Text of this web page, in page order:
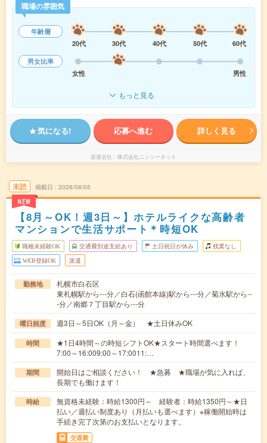
職場の雰囲気
年齢層
20代
30代 40代 50代
60代
男女比率
女性
男性
もっと見る
気になる! 応募へ進む 詳しく見る
派遣会社 株式会社ニッソーネット
未読
NEW
掲載日 2026/08/05
【8月～OK！週3日～】ホテルライクな高齢者
マンションで生活サポート＊時短OK
職種未経験OK 交通費別途支給あり 土日祝日が休み 残業なし
WEB登録OK 派遣
勤務地
札幌市白石区
東札幌駅から---分／白石(函館本線)駅から---分／菊水駅から--
-分／南郷７丁目駅から---分
曜日頻度 週3日～5日OK（月～金） ★土日休みOK
時間
★1日4時間～の時短シフトOK★スタート時間選べます！
7:00～16:009:00～17:0011:…
期間
開始日はご相談ください！ ★急募 ★職場が気に入れば、
長期でも働けます！
時給
無資格未経験：時給1300円～ 経験者：時給1350円～★日
払い／週払い制度あり（月払いも選べます）※稼働開始時は
手続き完了次第のお支払いとなります。
交通費